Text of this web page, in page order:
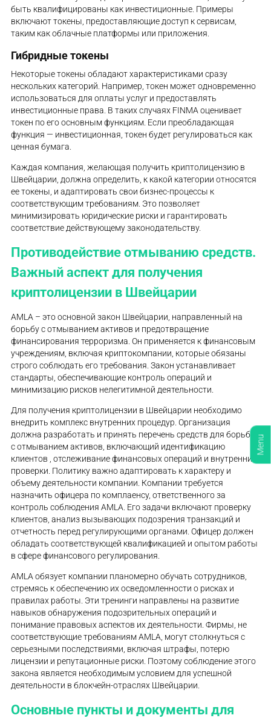
быть квалифицированы как инвестиционные. Примеры
включают токены, предоставляющие доступ к сервисам,
таким как облачные платформы или приложения.
Гибридные токены
Некоторые токены обладают характеристиками сразу
нескольких категорий. Например, токен может одновременно
использоваться для оплаты услуг и предоставлять
инвестиционные права. В таких случаях FINMA оценивает
токен по его основным функциям. Если преобладающая
функция — инвестиционная, токен будет регулироваться как
ценная бумага.
Каждая компания, желающая получить криптолицензию в
Швейцарии, должна определить, к какой категории относятся
ее токены, и адаптировать свои бизнес-процессы к
соответствующим требованиям. Это позволяет
минимизировать юридические риски и гарантировать
соответствие действующему законодательству.
Противодействие отмыванию средств.
Важный аспект для получения
криптолицензии в Швейцарии
AMLA – это основной закон Швейцарии, направленный на
борьбу с отмыванием активов и предотвращение
финансирования терроризма. Он применяется к финансовым
учреждениям, включая криптокомпании, которые обязаны
строго соблюдать его требования. Закон устанавливает
стандарты, обеспечивающие контроль операций и
минимизацию рисков нелегитимной деятельности.
Для получения криптолицензии в Швейцарии необходимо
внедрить комплекс внутренних процедур. Организация
должна разработать и принять перечень средств для борьбы
с отмыванием активов, включающий идентификацию
клиентов , отслеживание финансовых операций и внутренние
проверки. Политику важно адаптировать к характеру и
объему деятельности компании. Компании требуется
назначить офицера по комплаенсу, ответственного за
контроль соблюдения AMLA. Его задачи включают проверку
клиентов, анализ вызывающих подозрения транзакций и
отчетность перед регулирующими органами. Офицер должен
обладать соответствующей квалификацией и опытом работы
в сфере финансового регулирования.
AMLA обязует компании планомерно обучать сотрудников,
стремясь к обеспечению их осведомленности о рисках и
правилах работы. Эти тренинги направлены на развитие
навыков обнаружения подозрительных операций и
понимание правовых аспектов их деятельности. Фирмы, не
соответствующие требованиям AMLA, могут столкнуться с
серьезными последствиями, включая штрафы, потерю
лицензии и репутационные риски. Поэтому соблюдение этого
закона является необходимым условием для успешной
деятельности в блокчейн-отраслях Швейцарии.
Основные пункты и документы для
Menu